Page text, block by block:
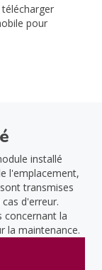
pour
installé
l'emplacement,
transmises
d'erreur.
concernant la
la maintenance.